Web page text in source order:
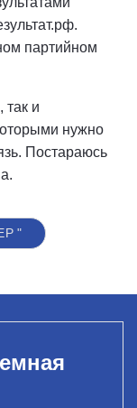
партийном
так и
нужно
Постараюсь
"